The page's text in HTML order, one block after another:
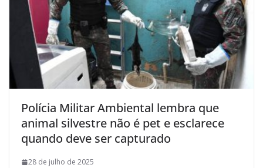
Polícia Militar Ambiental lembra que
animal silvestre não é pet e esclarece
quando deve ser capturado
28 de julho de 2025